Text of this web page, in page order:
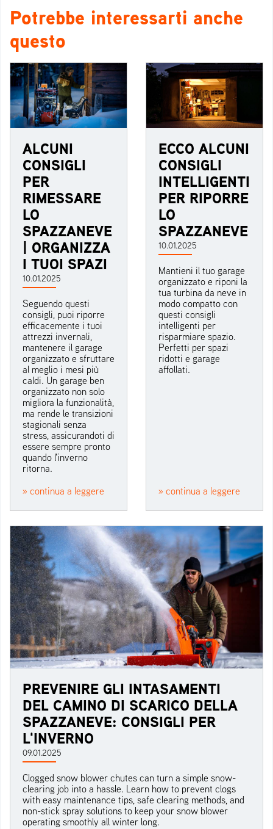
Potrebbe interessarti anche
questo
ALCUNI
CONSIGLI
PER
RIMESSARE
LO
SPAZZANEVE
| ORGANIZZA
I TUOI SPAZI
10.01.2025
Seguendo questi
consigli, puoi riporre
efficacemente i tuoi
attrezzi invernali,
mantenere il garage
organizzato e sfruttare
al meglio i mesi più
caldi. Un garage ben
organizzato non solo
migliora la funzionalità,
ma rende le transizioni
stagionali senza
stress, assicurandoti di
essere sempre pronto
quando l'inverno
ritorna.
» continua a leggere
ECCO ALCUNI
CONSIGLI
INTELLIGENTI
PER RIPORRE
LO
SPAZZANEVE
10.01.2025
Mantieni il tuo garage
organizzato e riponi la
tua turbina da neve in
modo compatto con
questi consigli
intelligenti per
risparmiare spazio.
Perfetti per spazi
ridotti e garage
affollati.
» continua a leggere
PREVENIRE GLI INTASAMENTI
DEL CAMINO DI SCARICO DELLA
SPAZZANEVE: CONSIGLI PER
L'INVERNO
09.01.2025
Clogged snow blower chutes can turn a simple snow-
clearing job into a hassle. Learn how to prevent clogs
with easy maintenance tips, safe clearing methods, and
non-stick spray solutions to keep your snow blower
operating smoothly all winter long.